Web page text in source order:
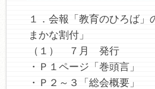
１．会報「教育のひろば
まかな割付」
（１） ７月 発行
・Ｐ１ページ「巻頭言」
・Ｐ２～３「総会概要」